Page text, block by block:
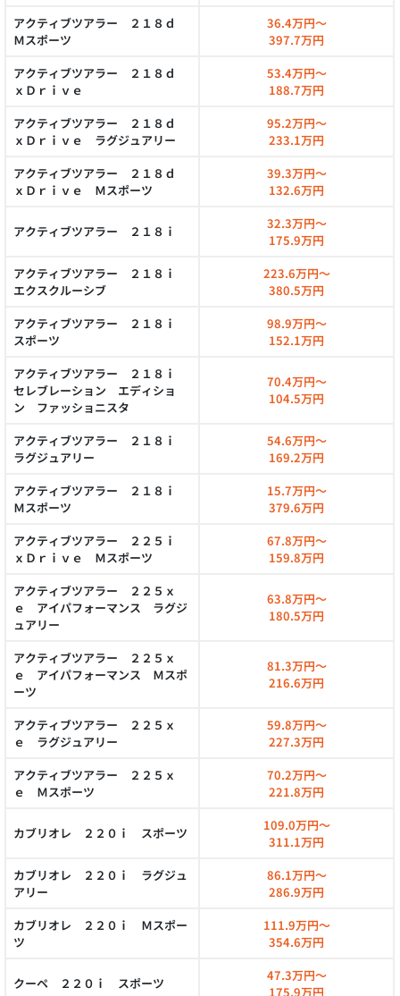
アクティブツアラー ２１８ｄ
Ｍスポーツ
36.4万円～
397.7万円
アクティブツアラー ２１８ｄ
ｘＤｒｉｖｅ
53.4万円～
188.7万円
アクティブツアラー ２１８ｄ
ｘＤｒｉｖｅ ラグジュアリー
95.2万円～
233.1万円
アクティブツアラー ２１８ｄ
ｘＤｒｉｖｅ Ｍスポーツ
39.3万円～
132.6万円
アクティブツアラー ２１８ｉ
32.3万円～
175.9万円
アクティブツアラー ２１８ｉ
エクスクルーシブ
223.6万円～
380.5万円
アクティブツアラー ２１８ｉ
スポーツ
98.9万円～
152.1万円
アクティブツアラー ２１８ｉ
セレブレーション エディショ
ン ファッショニスタ
70.4万円～
104.5万円
アクティブツアラー ２１８ｉ
ラグジュアリー
54.6万円～
169.2万円
アクティブツアラー ２１８ｉ
Ｍスポーツ
15.7万円～
379.6万円
アクティブツアラー ２２５ｉ
ｘＤｒｉｖｅ Ｍスポーツ
67.8万円～
159.8万円
アクティブツアラー ２２５ｘ
ｅ アイパフォーマンス ラグジ
ュアリー
63.8万円～
180.5万円
アクティブツアラー ２２５ｘ
ｅ アイパフォーマンス Ｍスポ
ーツ
81.3万円～
216.6万円
アクティブツアラー ２２５ｘ
ｅ ラグジュアリー
59.8万円～
227.3万円
アクティブツアラー ２２５ｘ
ｅ Ｍスポーツ
70.2万円～
221.8万円
カブリオレ ２２０ｉ スポーツ
109.0万円～
311.1万円
カブリオレ ２２０ｉ ラグジュ
アリー
86.1万円～
286.9万円
カブリオレ ２２０ｉ Ｍスポー
ツ
111.9万円～
354.6万円
クーペ ２２０ｉ スポーツ
47.3万円～
175.9万円